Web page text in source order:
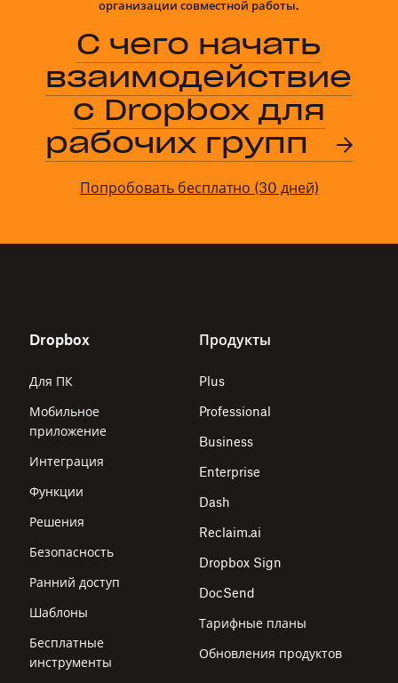
организации совместной работы.
С чего начать
взаимодействие
с Dropbox для
рабочих групп
Попробовать бесплатно (30 дней)
Dropbox
Для ПК
Мобильное
приложение
Интеграция
Функции
Решения
Безопасность
Ранний доступ
Шаблоны
Бесплатные
инструменты
Продукты
Plus
Professional
Business
Enterprise
Dash
Reclaim.ai
Dropbox Sign
DocSend
Тарифные планы
Обновления продуктов